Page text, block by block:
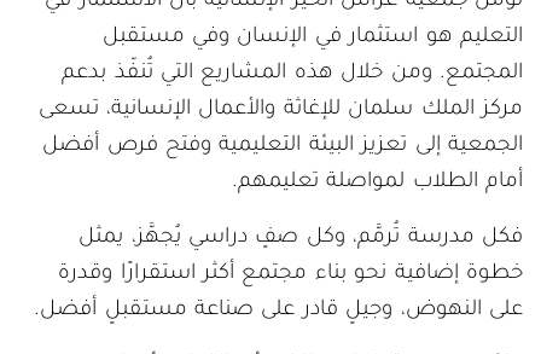
التعليم هو استثمار في الإنسان وفي مستقبل
المجتمع. ومن خلال هذه المشاريع التي تُنفّذ بدعم
مركز الملك سلمان للإغاثة والأعمال الإنسانية، تسعى
الجمعية إلى تعزيز البيئة التعليمية وفتح فرص أفضل
أمام الطلاب لمواصلة تعليمهم.
فكل مدرسة تُرمَّم، وكل صفٍ دراسي يُجهَّز، يمثل
خطوة إضافية نحو بناء مجتمع أكثر استقرارًا وقدرة
على النهوض، وجيلٍ قادر على صناعة مستقبلٍ أفضل.